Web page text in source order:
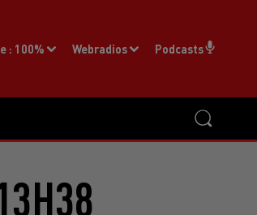
: 100% Webradios Podcasts